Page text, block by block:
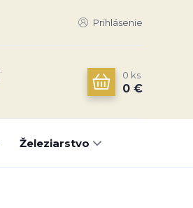
Prihlásenie
0 ks
0 €
Železiarstvo